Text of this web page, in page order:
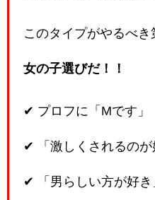
このタイプがやるべき
女の子選びだ！！
✔ プロフに「Mです」
✔ 「激しくされるのが
✔ 「男らしい方が好き